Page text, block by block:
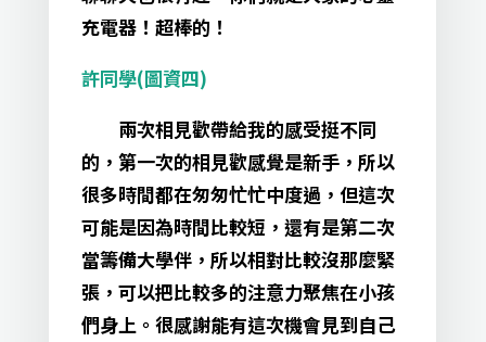
充電器！超棒的！
許同學(圖資四)
兩次相見歡帶給我的感受挺不同
的，第一次的相見歡感覺是新手，所以
很多時間都在匆匆忙忙中度過，但這次
可能是因為時間比較短，還有是第二次
當籌備大學伴，所以相對比較沒那麼緊
張，可以把比較多的注意力聚焦在小孩
們身上。很感謝能有這次機會見到自己